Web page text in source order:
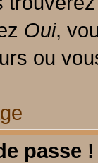
Oui,
ou
passe !